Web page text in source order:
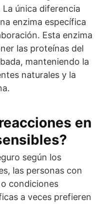
única diferencia
enzima específica
Esta enzima
las proteínas del
manteniendo la
naturales y la
en
según los
las personas con
condiciones
a veces prefieren